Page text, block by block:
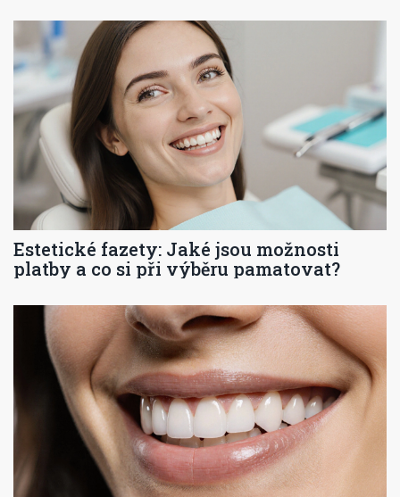
Estetické fazety: Jaké jsou možnosti
platby a co si při výběru pamatovat?